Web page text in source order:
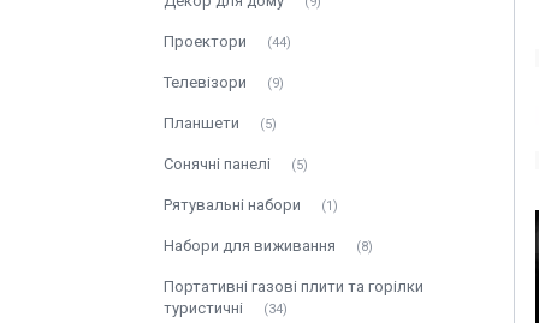
Проектори 44
Телевізори 9
Планшети 5
Сонячні панелі 5
Рятувальні набори 1
Набори для виживання 8
Портативні газові плити та горілки
туристичні
34